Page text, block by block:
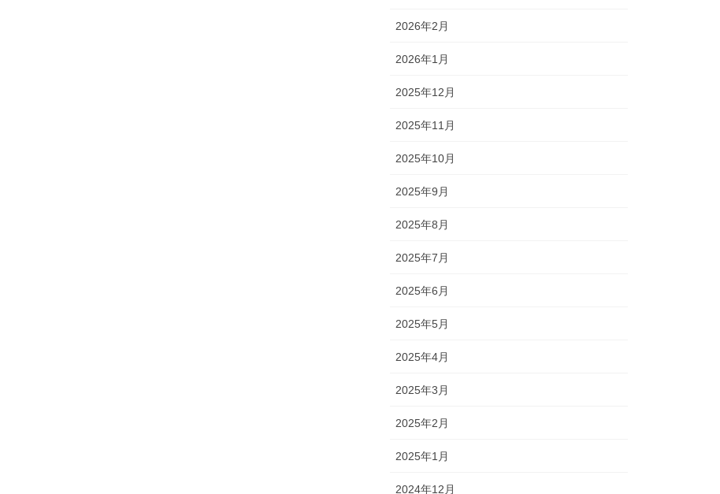
2026年2月
2026年1月
2025年12月
2025年11月
2025年10月
2025年9月
2025年8月
2025年7月
2025年6月
2025年5月
2025年4月
2025年3月
2025年2月
2025年1月
2024年12月